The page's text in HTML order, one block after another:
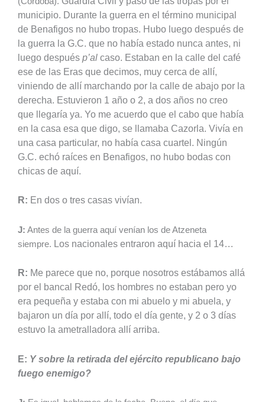
municipio. Durante la guerra en el término municipal
de Benafigos no hubo tropas. Hubo luego después de
la guerra la G.C. que no había estado nunca antes, ni
luego después p’al caso. Estaban en la calle del café
ese de las Eras que decimos, muy cerca de allí,
viniendo de allí marchando por la calle de abajo por la
derecha. Estuvieron 1 año o 2, a dos años no creo
que llegaría ya. Yo me acuerdo que el cabo que había
en la casa esa que digo, se llamaba Cazorla. Vivía en
una casa particular, no había casa cuartel. Ningún
G.C. echó raíces en Benafigos, no hubo bodas con
chicas de aquí.
R: En dos o tres casas vivían.
J: Antes de la guerra aquí venían los de Atzeneta
siempre. Los nacionales entraron aquí hacia el 14…
R: Me parece que no, porque nosotros estábamos allá
por el bancal Redó, los hombres no estaban pero yo
era pequeña y estaba con mi abuelo y mi abuela, y
bajaron un día por allí, todo el día gente, y 2 o 3 días
estuvo la ametralladora allí arriba.
E: Y sobre la retirada del ejército republicano bajo
fuego enemigo?